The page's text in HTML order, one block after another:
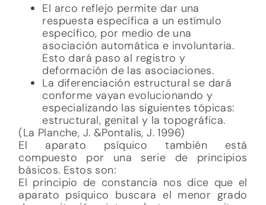
El arco reflejo permite dar una
respuesta específica a un estímulo
específico, por medio de una
asociación automática e involuntaria.
Esto dará paso al registro y
deformación de las asociaciones.
La diferenciación estructural se dará
conforme vayan evolucionando y
especializando las siguientes tópicas:
estructural, genital y la topográfica.
(La Planche, J. &Pontalis, J. 1996)
El aparato psíquico también está
compuesto por una serie de principios
básicos. Estos son:
El principio de constancia nos dice que el
aparato psíquico buscara el menor grado